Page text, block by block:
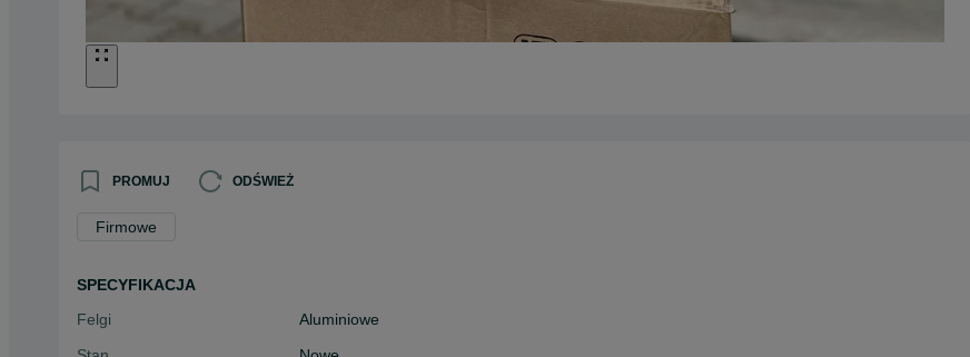
PROMUJ ODŚWIEŻ
Firmowe
SPECYFIKACJA
Felgi
Aluminiowe